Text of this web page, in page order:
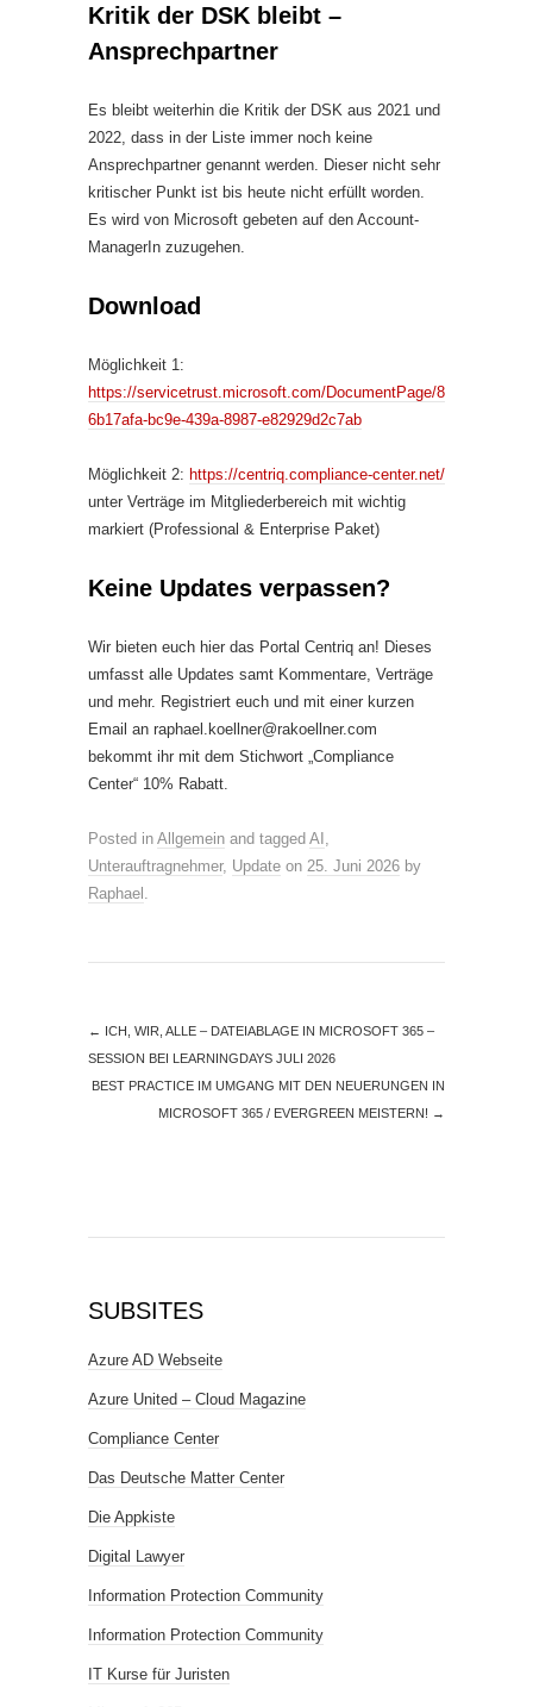
Kritik der DSK bleibt –
Ansprechpartner
Es bleibt weiterhin die Kritik der DSK aus 2021 und
2022, dass in der Liste immer noch keine
Ansprechpartner genannt werden. Dieser nicht sehr
kritischer Punkt ist bis heute nicht erfüllt worden.
Es wird von Microsoft gebeten auf den Account-
ManagerIn zuzugehen.
Download
Möglichkeit 1:
https://servicetrust.microsoft.com/DocumentPage/8
6b17afa-bc9e-439a-8987-e82929d2c7ab
Möglichkeit 2: https://centriq.compliance-center.net/
unter Verträge im Mitgliederbereich mit wichtig
markiert (Professional & Enterprise Paket)
Keine Updates verpassen?
Wir bieten euch hier das Portal Centriq an! Dieses
umfasst alle Updates samt Kommentare, Verträge
und mehr. Registriert euch und mit einer kurzen
Email an raphael.koellner@rakoellner.com
bekommt ihr mit dem Stichwort „Compliance
Center“ 10% Rabatt.
Posted in Allgemein and tagged AI ,
Unterauftragnehmer, Update on 25. Juni 2026 by
Raphael .
←
ICH, WIR, ALLE – DATEIABLAGE IN MICROSOFT 365 –
SESSION BEI LEARNINGDAYS JULI 2026
BEST PRACTICE IM UMGANG MIT DEN NEUERUNGEN IN
MICROSOFT 365 / EVERGREEN MEISTERN! →
SUBSITES
Azure AD Webseite
Azure United – Cloud Magazine
Compliance Center
Das Deutsche Matter Center
Die Appkiste
Digital Lawyer
Information Protection Community
Information Protection Community
IT Kurse für Juristen